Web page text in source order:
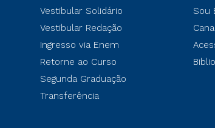
Vestibular Solidário
Vestibular Redação
Ingresso via Enem
Retorne ao Curso
Segunda Graduação
Transferência
Sou